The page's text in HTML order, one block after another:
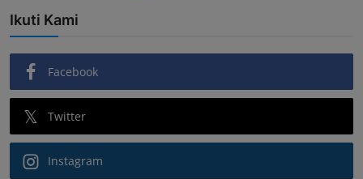
Ikuti Kami
Facebook
Twitter
Instagram